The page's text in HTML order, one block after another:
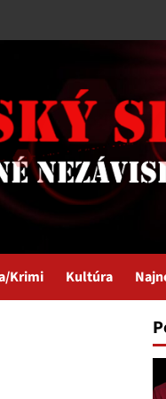
Krimi Kultúra